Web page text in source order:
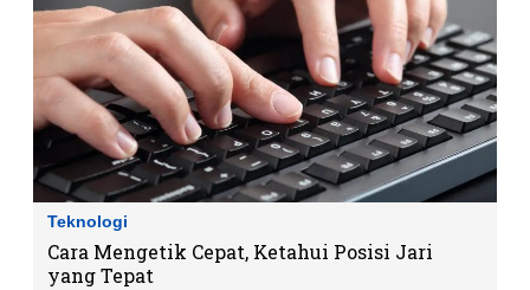
Teknologi
Cara Mengetik Cepat, Ketahui Posisi Jari
yang Tepat